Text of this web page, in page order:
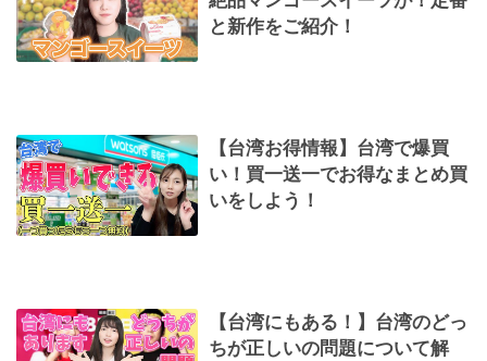
と新作をご紹介！
【台湾お得情報】台湾で爆買
い！買一送一でお得なまとめ買
いをしよう！
【台湾にもある！】台湾のどっ
ちが正しいの問題について解